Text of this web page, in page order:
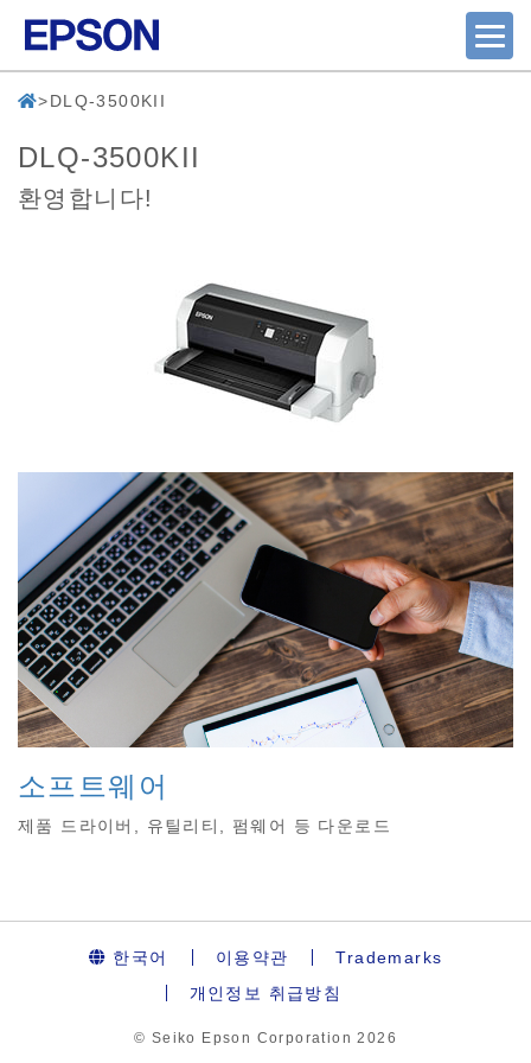
DLQ-3500KII
DLQ-3500KII
환영합니다!
소프트웨어
제품 드라이버, 유틸리티, 펌웨어 등 다운로드
한국어 이용약관
Trademarks
개인정보 취급방침
© Seiko Epson Corporation2026